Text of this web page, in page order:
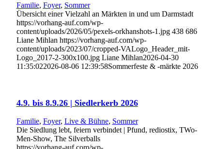
Familie, Foyer, Sommer
Übersicht einer Vielzahl an Märkten in und um Darmstadt
https://vorhang-auf.com/wp-
content/uploads/2026/05/pexels-orkhanshots-1.jpg 438 686
Liane Mihlan https://vorhang-auf.com/wp-
content/uploads/2023/07/cropped-VALogo_Header_mit-
Logo_2017-2-300x100.jpg Liane Mihlan2026-04-30
11:35:022026-08-06 12:39:58Sommerfeste & -märkte 2026
4.9. bis 8.9.26 | Siedlerkerb 2026
Familie, Foyer, Live & Bühne, Sommer
Die Siedlung lebt, feiern verbindet | Pfund, rediostix, TWo-
Men-Show, The Silverballs
https://vorhang-auf.com/wp-